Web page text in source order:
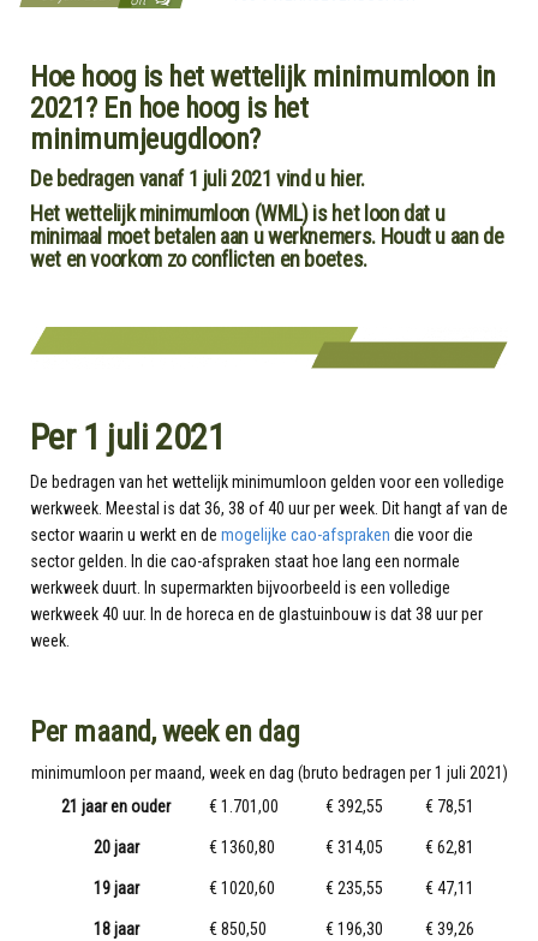
Hoe hoog is het wettelijk minimumloon in
2021? En hoe hoog is het
minimumjeugdloon?
De bedragen vanaf 1 juli 2021 vind u hier.
Het wettelijk minimumloon (WML) is het loon dat u
minimaal moet betalen aan u werknemers. Houdt u aan de
wet en voorkom zo conflicten en boetes.
Per 1 juli 2021
De bedragen van het wettelijk minimumloon gelden voor een volledige
werkweek. Meestal is dat 36, 38 of 40 uur per week. Dit hangt af van de
sector waarin u werkt en de mogelijke cao-afspraken die voor die
sector gelden. In die cao-afspraken staat hoe lang een normale
werkweek duurt. In supermarkten bijvoorbeeld is een volledige
werkweek 40 uur. In de horeca en de glastuinbouw is dat 38 uur per
week.
Per maand, week en dag
minimumloon per maand, week en dag (bruto bedragen per 1 juli 2021)
21 jaar en ouder
€ 1.701,00 € 392,55 € 78,51
20 jaar € 1360,80 € 314,05 € 62,81
19 jaar € 1020,60 € 235,55 € 47,11
18 jaar € 850,50 € 196,30 € 39,26